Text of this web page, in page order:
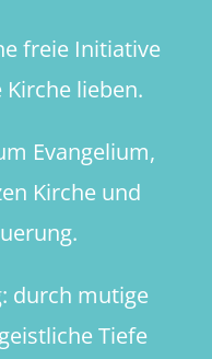
freie Initiative
lieben.
Evangelium,
Kirche und
durch mutige
Tiefe